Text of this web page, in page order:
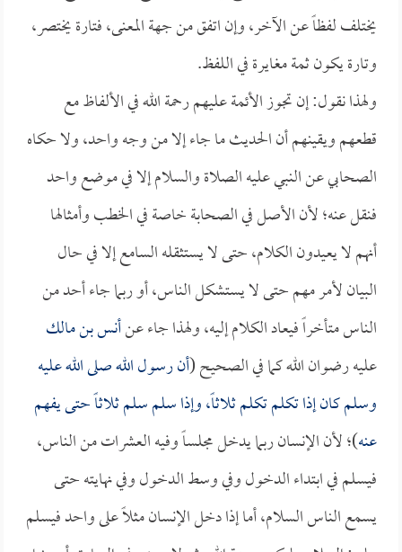
يختلف لفظاً عن الآخر، وإن اتفق من جهة المعنى، فتارة يختصر،
وتارة يكون ثمة مغايرة في اللفظ.
ولهذا نقول: إن تجوز الأئمة عليهم رحمة الله في الألفاظ مع
قطعهم ويقينهم أن الحديث ما جاء إلا من وجه واحد، ولا حكاه
الصحابي عن النبي عليه الصلاة والسلام إلا في موضع واحد
فنقل عنه؛ لأن الأصل في الصحابة خاصة في الخطب وأمثالها
أنهم لا يعيدون الكلام، حتى لا يستثقله السامع إلا في حال
البيان لأمر مهم حتى لا يستشكل الناس، أو ربما جاء أحد من
الناس متأخراً فيعاد الكلام إليه، ولهذا جاء عنأنس بن مالك
عليه رضوان الله كما في الصحيح (أن رسول الله صلى الله عليه
وسلم كان إذا تكلم تكلم ثلاثاً، وإذا سلم سلم ثلاثاً حتى يفهم
عنه)؛ لأن الإنسان ربما يدخل مجلساً وفيه العشرات من الناس،
فيسلم في ابتداء الدخول وفي وسط الدخول وفي نهايته حتى
يسمع الناس السلام، أما إذا دخل الإنسان مثلاً على واحد فيسلم